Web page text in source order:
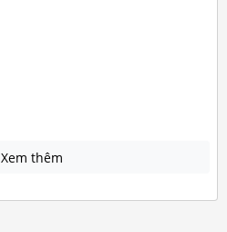
Xem thêm